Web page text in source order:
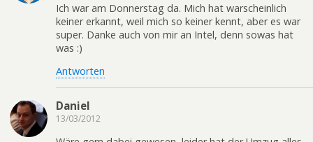
Ich war am Donnerstag da. Mich hat warscheinlich
keiner erkannt, weil mich so keiner kennt, aber es war
super. Danke auch von mir an Intel, denn sowas hat
was :)
Antworten
Daniel
13/03/2012